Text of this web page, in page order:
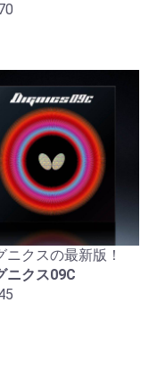
ニクスの最新版！
ニクス09C